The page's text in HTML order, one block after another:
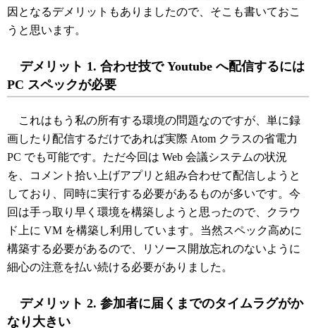
因となるデメリットもありましたので、そこも書いておこ
うと思います。
デメリット 1. 合わせ技で Youtube へ配信するには
PC スペックが必要
これはもう私の所有する環境の問題なのですが、単に録
画したり配信するだけであれば実際 Atom クラスの省電力
PC でも可能です。ただ今回は Web 会議システムの状況
を、コメント拾い上げアプリと組み合わせて配信しようと
しており、同時に実行する必要があるものが多いです。今
回は手っ取り早く環境を構築しようと思ったので、クラウ
ド上に VM を構築し利用しています。当然スペック高めに
構築する必要があるので、リソース開放忘れのないように
細心の注意を払い続ける必要がありました。
デメリット 2. 参加者に届くまでのタイムラグがか
なり大きい